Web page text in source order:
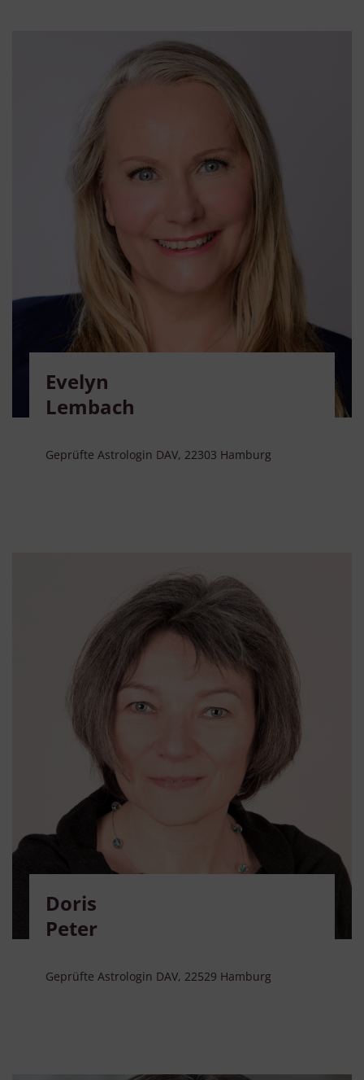
Evelyn
Lembach
Geprüfte Astrologin DAV, 22303 Hamburg
Doris
Peter
Geprüfte Astrologin DAV, 22529 Hamburg